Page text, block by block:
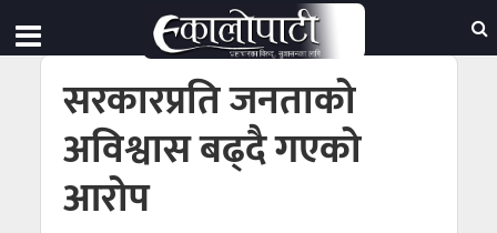
सरकारप्रति जनताको
अविश्वास बढ्दै गएको
आरोप